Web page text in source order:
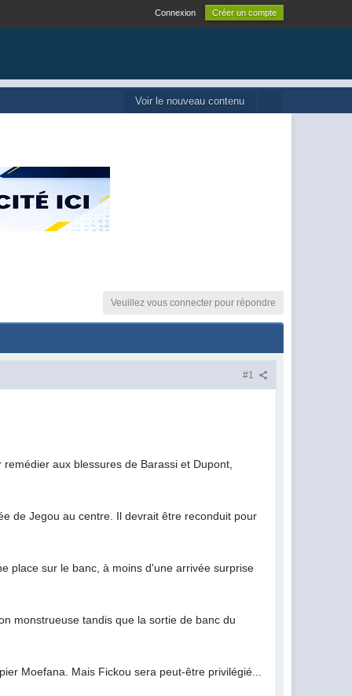
Connexion Créer un compte
Voir le nouveau contenu
Veuillez vous connecter pour répondre
#1
aux blessures de Barassi et Dupont,
de Jegou au centre. Il devrait être reconduit pour
place sur le banc, à moins d'une arrivée surprise
monstrueuse tandis que la sortie de banc du
Moefana. Mais Fickou sera peut-être privilégié...